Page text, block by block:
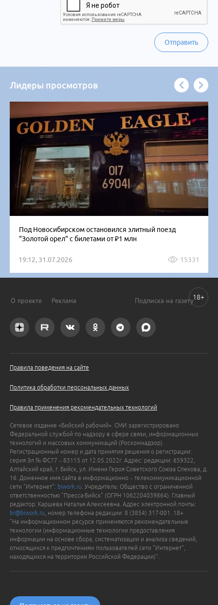
Отправить
Лидеры просмотров
Под Новосибирском остановился элитный поезд
"Золотой орел" с билетами от ₽1 млн
19:12, 31.07.2026 15331
О проекте Реклама Подписка на газету
Правила поведения на сайте
Политика обработки персональных данных
Правила применения рекомендательных технологий
Сетевое издание «Бийский рабочий». СМИ зарегистрировано
Федеральной службой по надзору в сфере связи, информационных
технологий и массовых коммуникаций (Роскомнадзор).
Регистрационный номер и дата принятия решения о регистрации:
серия Эл № ФС77 – 83115 от 12.05.2022г. Адрес: редакции: 659322,
Алтайский край, г. Бийск, ул. Имени Героя Советского Союза Спекова, д.
16. Доменное имя сайта в информационно – телекоммуникационной
сети "Интернет": biwork.ru . Учредитель: Общество с ограниченной
ответственностью "Пресса-Бийск" (ОГРН 1062204039864). Главный
редактор: Каршева Наталья Алексеевна. Адрес электронной почты:
br@biwork.ru , номер телефона редакции: 8 (3854) 317-001. 18+
"На информационном ресурсе применяются рекомендательные
технологии (информационные технологии предоставления
информации на основе сбора, систематизации и анализа сведений,
относящихся к предпочтениям пользователей сети "Интернет",
находящихся на территории Российской Федерации)".
18+